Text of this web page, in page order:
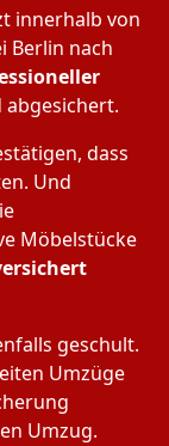
innerhalb von
Berlin nach
abgesichert.
dass
Und
Möbelstücke
geschult.
Umzüge
Umzug.